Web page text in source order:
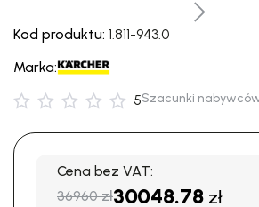
Kod produktu: 1.811-943.0
Marka:
5Szacunki
Cena bez VAT:
36960 zł30048.78 zł